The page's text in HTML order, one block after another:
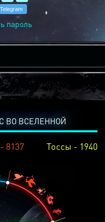
пароль
ВО ВСЕЛЕННОЙ
8137 Тоссы - 1940